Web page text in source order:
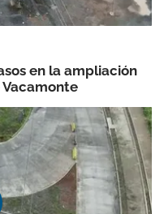
en la ampliación